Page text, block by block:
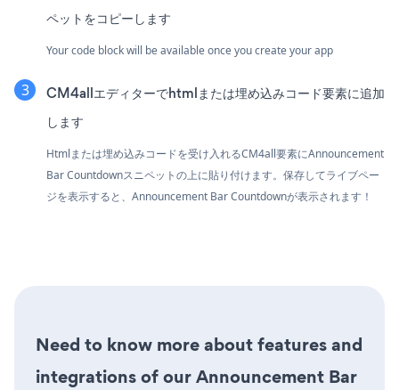
ペットをコピーします
Your code block will be available once you create your app
CM4allエディターでhtmlまたは埋め込みコード要素に追加
します
Htmlまたは埋め込みコードを受け入れるCM4all要素にAnnouncement
Bar Countdownスニペットの上に貼り付けます。保存してライブペー
ジを表示すると、Announcement Bar Countdownが表示されます！
Need to know more about features and
integrations of our Announcement Bar